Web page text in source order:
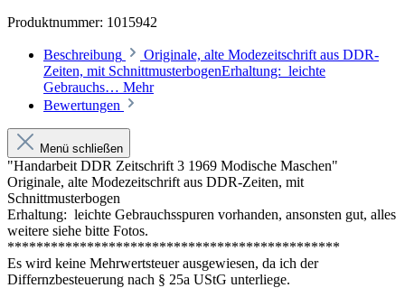
Produktnummer: 1015942
Beschreibung
Originale, alte Modezeitschrift aus DDR-
Zeiten, mit SchnittmusterbogenErhaltung: leichte
Gebrauchs… Mehr
Bewertungen
Menü schließen
"Handarbeit DDR Zeitschrift 3 1969 Modische Maschen"
Originale, alte Modezeitschrift aus DDR-Zeiten, mit
Schnittmusterbogen
Erhaltung: leichte Gebrauchsspuren vorhanden, ansonsten gut, alles
weitere siehe bitte Fotos.
**********************************************
Es wird keine Mehrwertsteuer ausgewiesen, da ich der
Differnzbesteuerung nach § 25a UStG unterliege.